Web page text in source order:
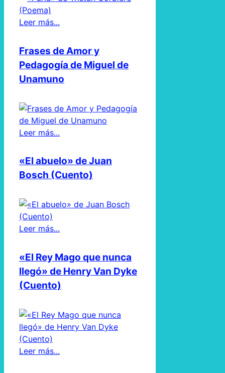
Leer más...
Frases de Amor y
Pedagogía de Miguel de
Unamuno
Leer más...
«El abuelo» de Juan
Bosch (Cuento)
Leer más...
«El Rey Mago que nunca
llegó» de Henry Van Dyke
(Cuento)
Leer más...